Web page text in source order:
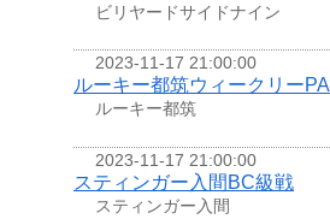
ビリヤードサイドナイン
2023-11-17 21:00:00
ルーキー都筑ウィークリー
ルーキー都筑
2023-11-17 21:00:00
スティンガー入間BC級戦
スティンガー入間